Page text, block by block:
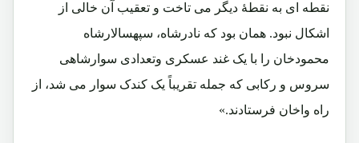
نقطه ای به نقطۀ دیگر می تاخت و تعقیب آن خالی از
اشکال نبود. همان بود که نادرشاه، سپهسالارشاه
محمودخان را با یک غند عسکری وتعدادی سوارشاهی
سروس و رکابی که جمله تقریباً یک کندک سوار می شد، از
راه واخان فرستادند.»